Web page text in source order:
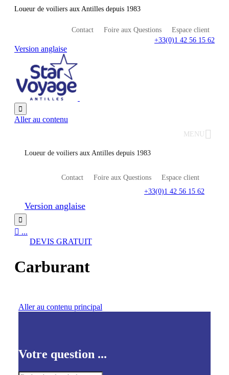
Loueur de voiliers aux Antilles depuis 1983
Contact Foire aux Questions
Espace client
+33(0)1 42 56 15 62
Version anglaise

Aller au contenu
MENU
Loueur de voiliers aux Antilles depuis 1983
Contact Foire aux Questions
Espace client
+33(0)1 42 56 15 62
Version anglaise

 ...
DEVIS GRATUIT
Carburant
Aller au contenu principal
Votre question ...